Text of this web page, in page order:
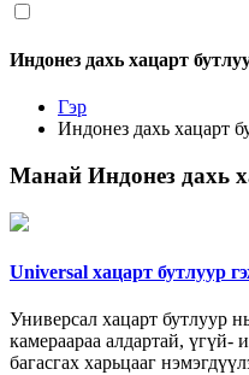
Индонез дахь хацарт
Гэр
Индонез дахь хацарт
Манай Индонез дахь
Universal хацарт бутлуур
Универсал хацарт бутлуур
камераараа алдартай, үгүй-
багасгах харьцааг